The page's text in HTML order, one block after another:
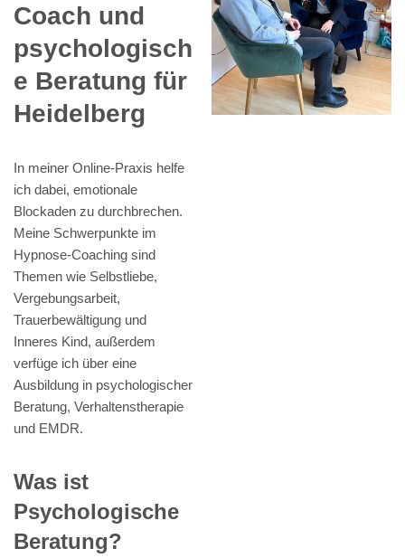
Coach und
psychologisch
e Beratung für
Heidelberg
In meiner Online-Praxis helfe
ich dabei, emotionale
Blockaden zu durchbrechen.
Meine Schwerpunkte im
Hypnose-Coaching sind
Themen wie Selbstliebe,
Vergebungsarbeit,
Trauerbewältigung und
Inneres Kind, außerdem
verfüge ich über eine
Ausbildung in psychologischer
Beratung, Verhaltenstherapie
und EMDR.
Was ist
Psychologische
Beratung?